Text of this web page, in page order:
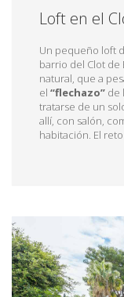
Loft en el
Un pequeño loft
barrio del Clot
natural, que a
el “flechazo” de
tratarse de un
allí, con salón,
habitación. El